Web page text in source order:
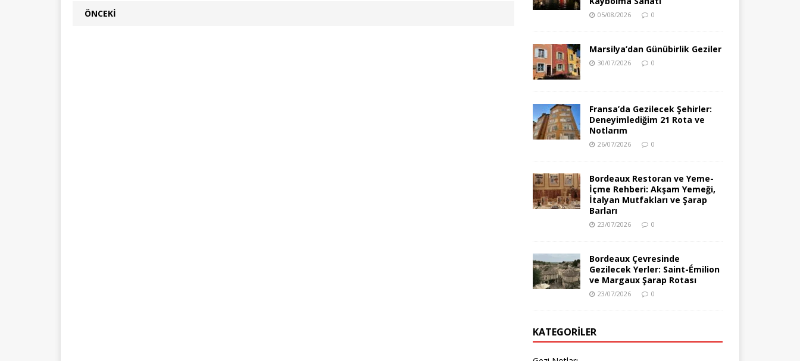
ÖNCEKI 05/08/2026 0
Marsilya’dan Günübirlik Geziler
30/07/2026 0
Fransa’da Gezilecek Şehirler:
Deneyimlediğim 21 Rota ve
Notlarım
26/07/2026 0
Bordeaux Restoran ve Yeme-
İçme Rehberi: Akşam Yemeği,
İtalyan Mutfakları ve Şarap
Barları
23/07/2026 0
Bordeaux Çevresinde
Gezilecek Yerler: Saint-Émilion
ve Margaux Şarap Rotası
23/07/2026 0
KATEGORILER